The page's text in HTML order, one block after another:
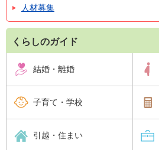
人材募集
くらしのガイド
結婚・離婚
子育て・学校
引越・住まい